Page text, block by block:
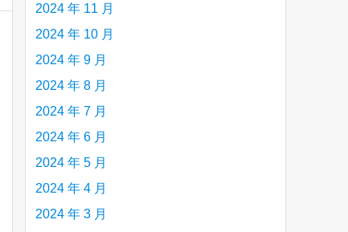
2024 年 11 月
2024 年 10 月
2024 年 9 月
2024 年 8 月
2024 年 7 月
2024 年 6 月
2024 年 5 月
2024 年 4 月
2024 年 3 月